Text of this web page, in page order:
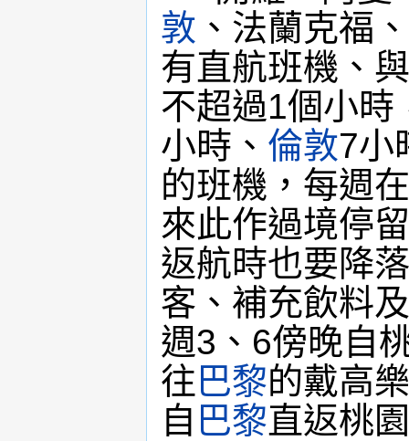
敦 、法蘭克福
有直航班機、
不超過1個小時
小時、 倫敦7小
的班機，每週
來此作過境停
返航時也要降
客、補充飲料
週3、6傍晚自
往巴黎的戴高
自 巴黎直返桃